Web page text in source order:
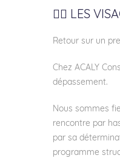
🏃‍♂️ LES
Retour sur un
Chez ACALY
dépassement.
Nous sommes
rencontre par
par sa
programme